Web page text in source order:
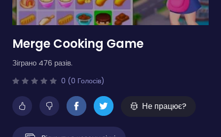
Merge Cooking Game
Зіграно 476 разів.
0 (0 Голосів)
Не працює?